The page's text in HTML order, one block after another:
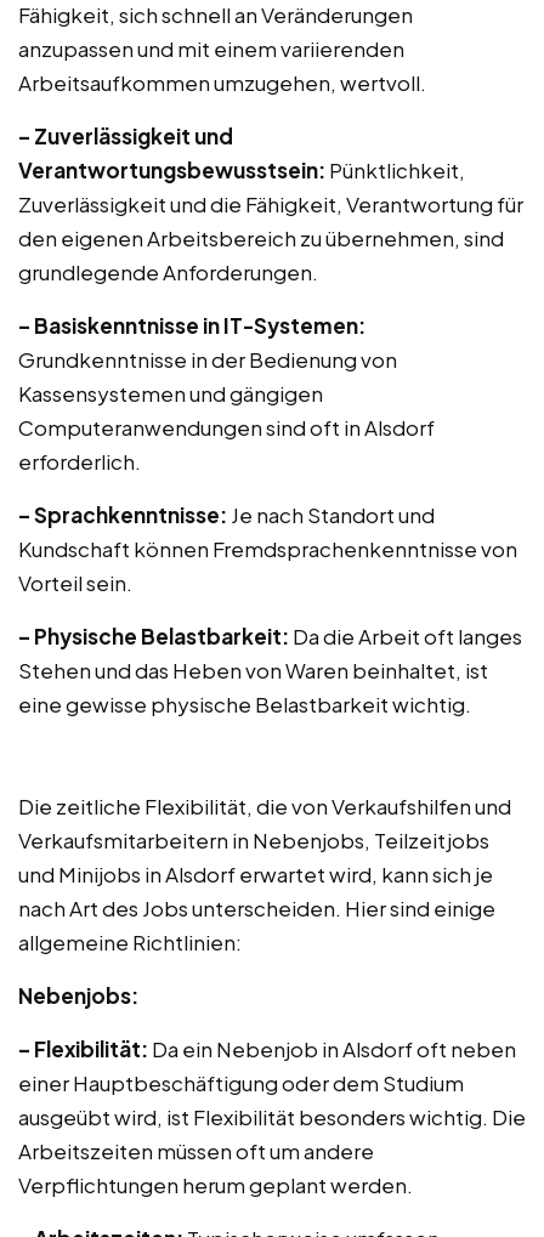
Fähigkeit, sich schnell an Veränderungen
anzupassen und mit einem variierenden
Arbeitsaufkommen umzugehen, wertvoll.
– Zuverlässigkeit und
Verantwortungsbewusstsein: Pünktlichkeit,
Zuverlässigkeit und die Fähigkeit, Verantwortung für
den eigenen Arbeitsbereich zu übernehmen, sind
grundlegende Anforderungen.
– Basiskenntnisse in IT-Systemen:
Grundkenntnisse in der Bedienung von
Kassensystemen und gängigen
Computeranwendungen sind oft in Alsdorf
erforderlich.
– Sprachkenntnisse: Je nach Standort und
Kundschaft können Fremdsprachenkenntnisse von
Vorteil sein.
– Physische Belastbarkeit: Da die Arbeit oft langes
Stehen und das Heben von Waren beinhaltet, ist
eine gewisse physische Belastbarkeit wichtig.
Die zeitliche Flexibilität, die von Verkaufshilfen und
Verkaufsmitarbeitern in Nebenjobs, Teilzeitjobs
und Minijobs in Alsdorf erwartet wird, kann sich je
nach Art des Jobs unterscheiden. Hier sind einige
allgemeine Richtlinien:
Nebenjobs:
– Flexibilität: Da ein Nebenjob in Alsdorf oft neben
einer Hauptbeschäftigung oder dem Studium
ausgeübt wird, ist Flexibilität besonders wichtig. Die
Arbeitszeiten müssen oft um andere
Verpflichtungen herum geplant werden.